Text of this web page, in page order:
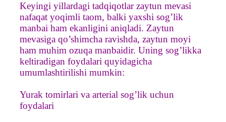
Keyingi yillardagi tadqiqotlar zaytun mevasi
nafaqat yoqimli taom, balki yaxshi sog’lik
manbai ham ekanligini aniqladi. Zaytun
mevasiga qo’shimcha ravishda, zaytun moyi
ham muhim ozuqa manbaidir. Uning sog’likka
keltiradigan foydalari quyidagicha
umumlashtirilishi mumkin:
Yurak tomirlari va arterial sog’lik uchun
foydalari